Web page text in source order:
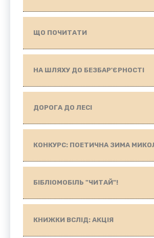
ЩО ПОЧИТАТИ
НА ШЛЯХУ ДО БЕЗБАР'ЄРНОСТІ
ДОРОГА ДО ЛЕСІ
КОНКУРС: ПОЕТИЧНА ЗИМА
БІБЛІОМОБІЛЬ "ЧИТАЙ"!
КНИЖКИ ВСЛІД: АКЦІЯ